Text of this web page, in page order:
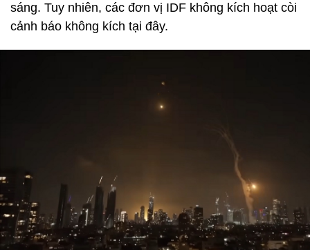
sáng. Tuy nhiên, các đơn vị IDF không kích hoạt còi
cảnh báo không kích tại đây.